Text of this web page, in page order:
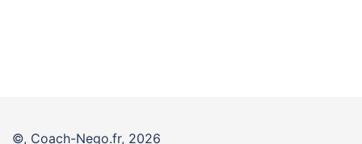
©, Coach-Nego.fr, 2026